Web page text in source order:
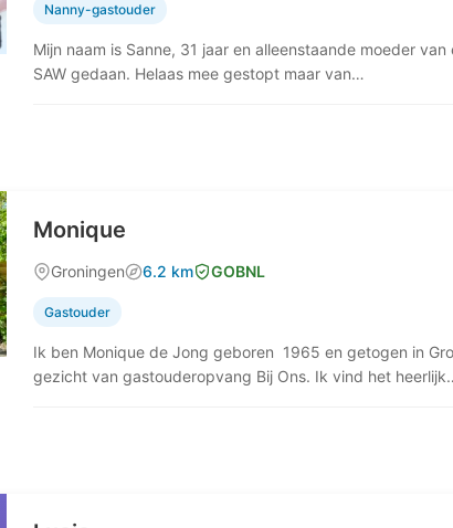
Nanny-gastouder
Mijn naam is Sanne, 31 jaar en alleenstaande moeder
SAW gedaan. Helaas mee gestopt maar van…
Monique
Groningen 6.2 km GOBNL
Gastouder
Ik ben Monique de Jong geboren 1965 en getogen in
gezicht van gastouderopvang Bij Ons. Ik vind het